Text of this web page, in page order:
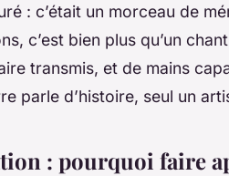
: c’était un morceau de
c’est bien plus qu’un
transmis, et de mains
parle d’histoire, seul un
: pourquoi faire